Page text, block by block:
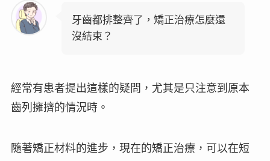
牙齒都排整齊了，矯正治療怎麼還
沒結束？
經常有患者提出這樣的疑問，尤其是只注意到原本
齒列擁擠的情況時。
隨著矯正材料的進步，現在的矯正治療，可以在短